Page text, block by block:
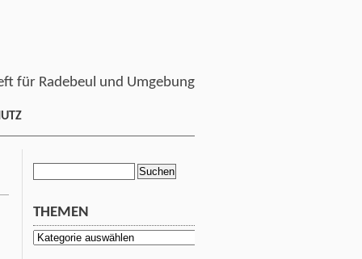
für Radebeul und Umgebung
THEMEN
Themen